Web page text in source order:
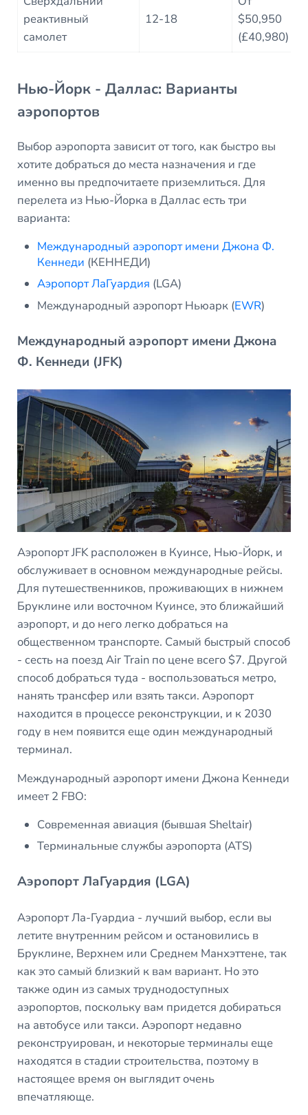
реактивный
самолет
12-18
$50,950
(£40,980)
Нью-Йорк - Даллас: Варианты
аэропортов
Выбор аэропорта зависит от того, как быстро вы
хотите добраться до места назначения и где
именно вы предпочитаете приземлиться. Для
перелета из Нью-Йорка в Даллас есть три
варианта:
Международный аэропорт имени Джона Ф.
Кеннеди (КЕННЕДИ)
Аэропорт ЛаГуардия (LGA)
Международный аэропорт Ньюарк (EWR)
Международный аэропорт имени Джона
Ф. Кеннеди (JFK)
Аэропорт JFK расположен в Куинсе, Нью-Йорк, и
обслуживает в основном международные рейсы.
Для путешественников, проживающих в нижнем
Бруклине или восточном Куинсе, это ближайший
аэропорт, и до него легко добраться на
общественном транспорте. Самый быстрый способ
- сесть на поезд Air Train по цене всего $7. Другой
способ добраться туда - воспользоваться метро,
нанять трансфер или взять такси. Аэропорт
находится в процессе реконструкции, и к 2030
году в нем появится еще один международный
терминал.
Международный аэропорт имени Джона Кеннеди
имеет 2 FBO:
Современная авиация (бывшая Sheltair)
Терминальные службы аэропорта (ATS)
Аэропорт ЛаГуардия (LGA)
Аэропорт Ла-Гуардиа - лучший выбор, если вы
летите внутренним рейсом и остановились в
Бруклине, Верхнем или Среднем Манхэттене, так
как это самый близкий к вам вариант. Но это
также один из самых труднодоступных
аэропортов, поскольку вам придется добираться
на автобусе или такси. Аэропорт недавно
реконструирован, и некоторые терминалы еще
находятся в стадии строительства, поэтому в
настоящее время он выглядит очень
впечатляюще.